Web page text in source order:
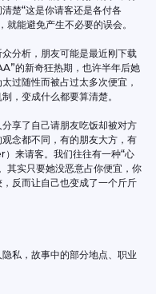
楚“这是你请客还是各付各
能避免产生不必要的误会。
众分析，朋友可能是最近刚下载
的新奇狂热期，也许半年后她
过随性而被占过太多次便宜，
，变成什么都要算清楚。
分享了自己请朋友吃饭却被对方
念都不同，有的朋友大方，有
来请客。我们往往有一种“心
其实只要她没恶意占你便宜，你
反而让自己也变成了一个斤斤
私，故事中的部分地点、职业